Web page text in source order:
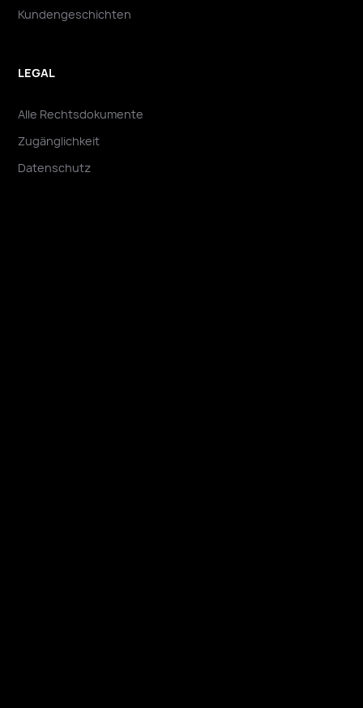
Kundengeschichten
LEGAL
Alle Rechtsdokumente
Zugänglichkeit
Datenschutz